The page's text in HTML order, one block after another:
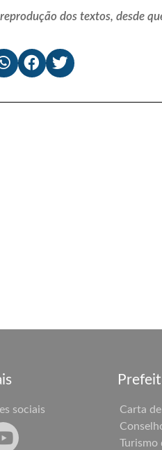
dos textos, desde
sociais
Carta
Turismo